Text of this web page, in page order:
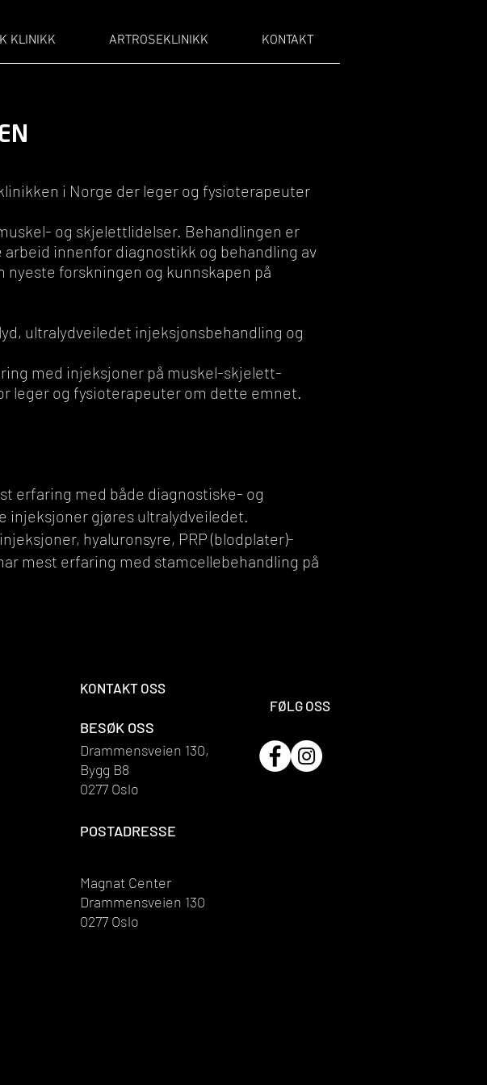
KLINIKK ARTROSEKLINIKK KONTAKT
i Norge der leger og fysioterapeuter
og skjelettlidelser. Behandlingen er
arbeid innenfor diagnostikk og behandling av
forskningen og kunnskapen på
ultralydveiledet injeksjonsbehandling og
med injeksjoner på muskel-skjelett-
leger og fysioterapeuter om dette emnet.
erfaring med både diagnostiske- og
injeksjoner gjøres ultralydveiledet.
hyaluronsyre, PRP (blodplater)-
mest erfaring med stamcellebehandling på
KONTAKT OSS
FØLG OSS
BESØK OSS
Drammensveien 130,
Bygg B8
0277 Oslo
POSTADRESSE
Magnat Center
Drammensveien 130
0277 Oslo